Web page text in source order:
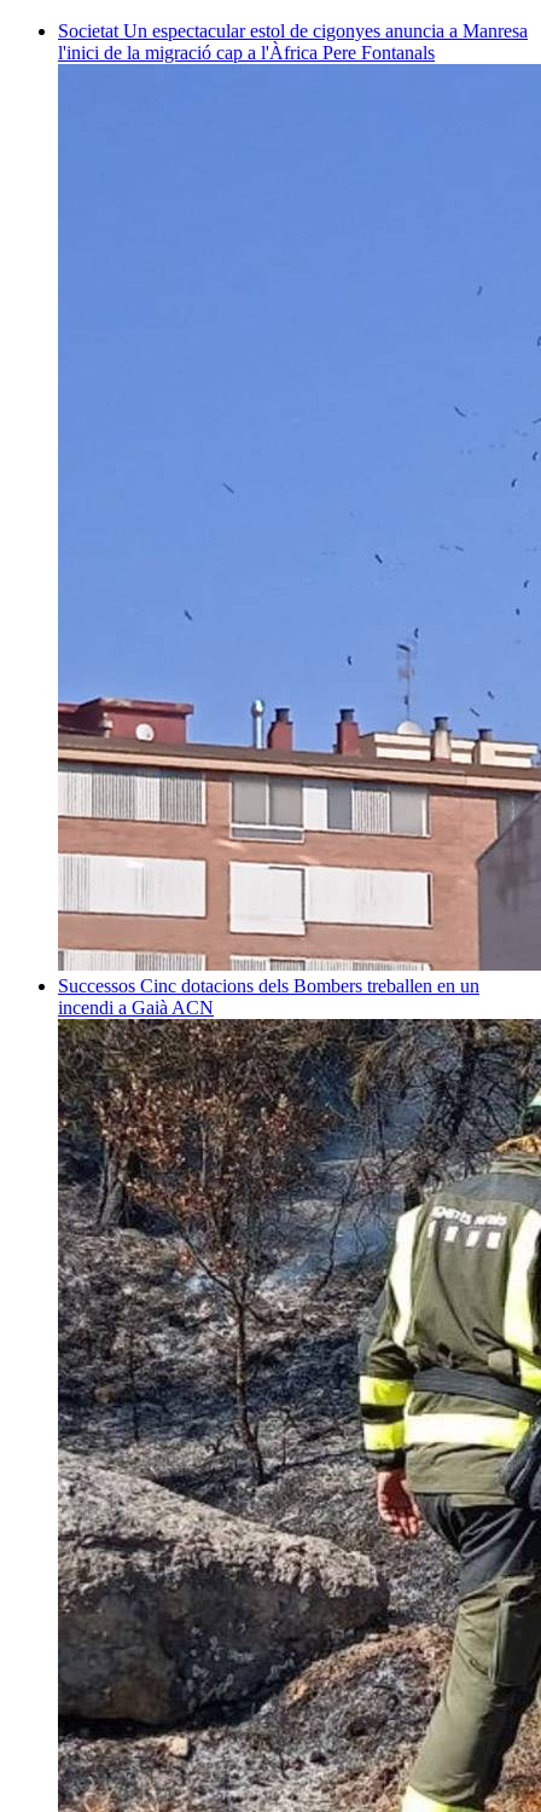
Societat Un espectacular estol de cigonyes anuncia a Manresa
l'inici de la migració cap a l'Àfrica Pere Fontanals
Successos Cinc dotacions dels Bombers treballen en un
incendi a Gaià ACN